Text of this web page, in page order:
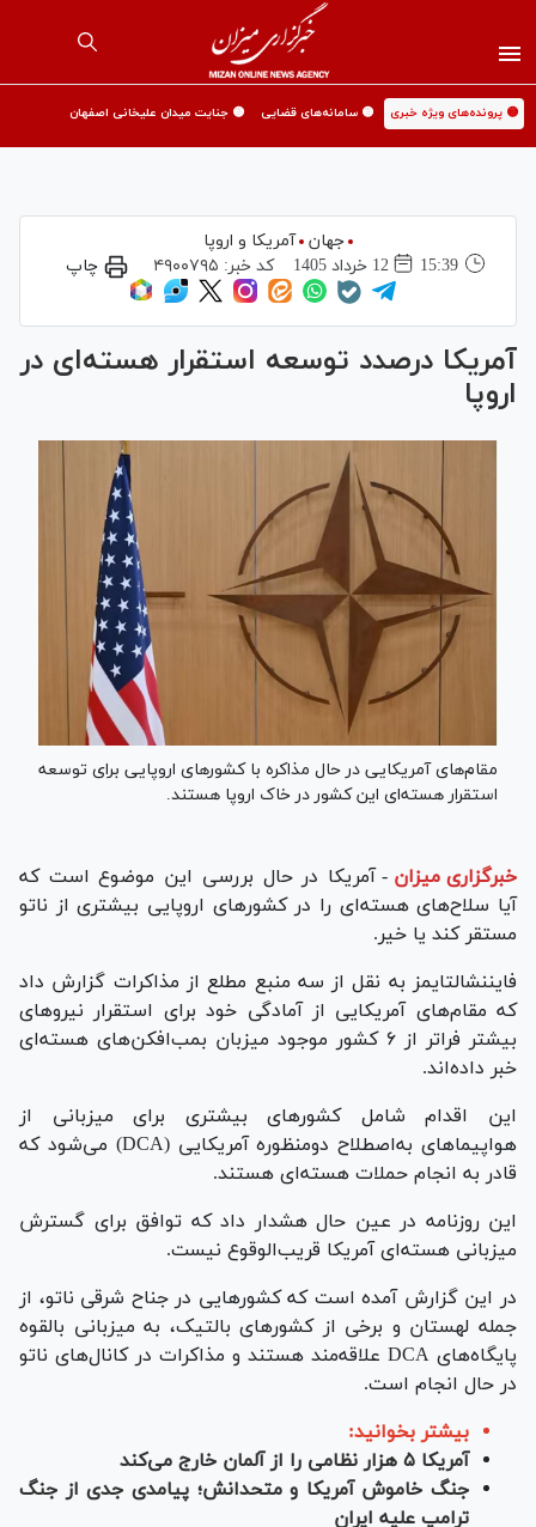
🟡 پرونده‌های ویژه خبری 🟡 سامانه‌های قضایی 🟡 جنایت میدان علیخانی اصفهان
جهان
آمریکا و اروپا
15:39
12 خرداد 1405 کد خبر: ۴۹۰۰۷۹۵ چاپ
آمریکا درصدد توسعه استقرار هسته‌ای در
اروپا
مقام‌های آمریکایی در حال مذاکره با کشورهای اروپایی برای توسعه
استقرار هسته‌ای این کشور در خاک اروپا هستند.
خبرگزاری میزان - آمریکا در حال بررسی این موضوع است که
آیا سلاح‌های هسته‌ای را در کشور‌های اروپایی بیشتری از ناتو
مستقر کند یا خیر.
فایننشال‎تایمز به نقل از سه منبع مطلع از مذاکرات گزارش داد
که مقام‌های آمریکایی از آمادگی خود برای استقرار نیرو‌های
بیشتر فراتر از ۶ کشور موجود میزبان بمب‌افکن‌های هسته‌ای
خبر داده‌اند.
این اقدام شامل کشور‌های بیشتری برای میزبانی از
هواپیما‌های به‌اصطلاح دومنظوره آمریکایی (DCA) می‌شود که
قادر به انجام حملات هسته‌ای هستند.
این روزنامه در عین حال هشدار داد که توافق برای گسترش
میزبانی هسته‌ای آمریکا قریب‌الوقوع نیست.
در این گزارش آمده است که کشور‌هایی در جناح شرقی ناتو، از
جمله لهستان و برخی از کشور‌های بالتیک، به میزبانی بالقوه
پایگاه‌های DCA علاقه‌مند هستند و مذاکرات در کانال‌های ناتو
در حال انجام است.
بیشتر بخوانید:
آمریکا ۵ هزار نظامی را از آلمان خارج می‌کند
جنگ خاموش آمریکا و متحدانش؛ پیامدی جدی از جنگ
ترامپ علیه ایران